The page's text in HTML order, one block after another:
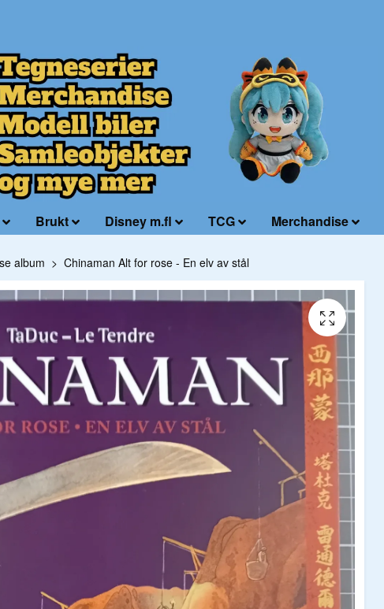
Brukt Disney m.fl TCG Merchandise
album Chinaman Alt for rose - En elv av stål